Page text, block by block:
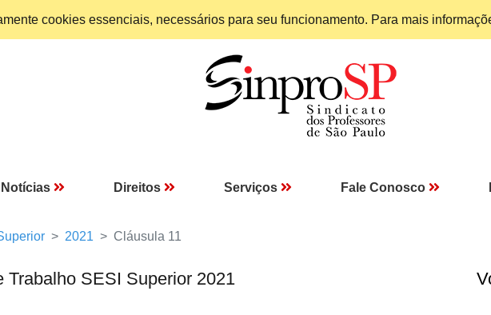
cookies essenciais, necessários para seu funcionamento. Para mais
Notícias Direitos Serviços Fale Conosco
2021 Cláusula 11
Trabalho SESI Superior 2021